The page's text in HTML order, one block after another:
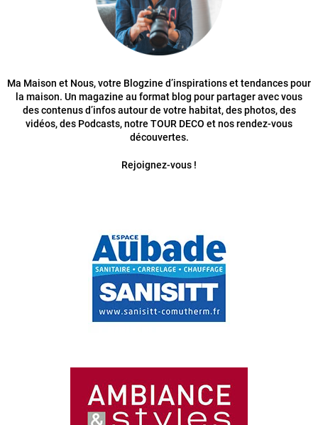
Ma Maison et Nous, votre Blogzine d’inspirations et tendances pour
la maison. Un magazine au format blog pour partager avec vous
des contenus d’infos autour de votre habitat, des photos, des
vidéos, des Podcasts, notre TOUR DECO et nos rendez-vous
découvertes.
Rejoignez-vous !